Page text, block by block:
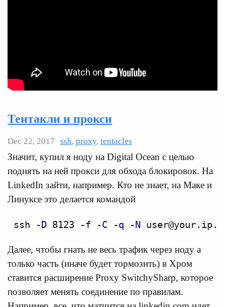
Тентакли и прокси
Dec 22, 2017 ssh, proxy, tentacles
Значит, купил я ноду на Digital Ocean с целью
поднять на ней прокси для обхода блокировок. На
LinkedIn зайти, например. Кто не знает, на Маке и
Линуксе это делается командой
ssh -D 8123 -f -C -q -N
Далее, чтобы гнать не весь трафик через ноду а
только часть (иначе будет тормозить) в Хром
ставится расширение Proxy SwitchySharp, которое
позволяет менять соединение по правилам.